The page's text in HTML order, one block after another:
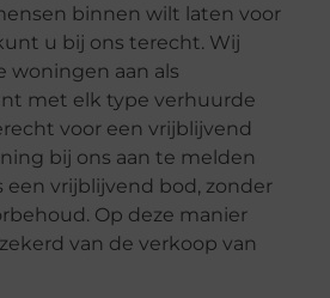
binnen wilt laten voor
u bij ons terecht. Wij
woningen aan als
met elk type verhuurde
voor een vrijblijvend
bij ons aan te melden
vrijblijvend bod, zonder
Op deze manier
van de verkoop van